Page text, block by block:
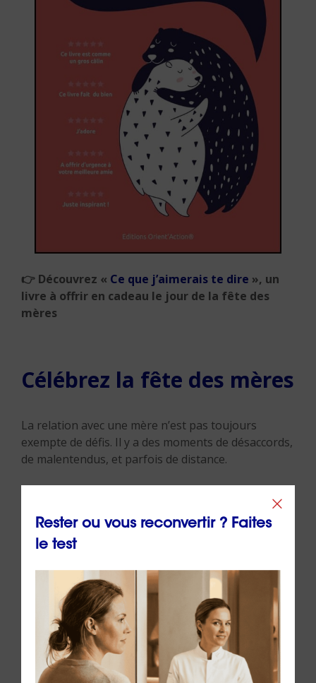
👉 Découvrez « Ce que j’aimerais te dire », un
livre à offrir en cadeau le jour de la fête des
mères
Célébrez la fête des mères
La relation avec une mère n’est pas toujours
exempte de défis. Il y a des moments de désaccords,
de malentendus, et parfois de distance.
importante qui mérite d’être chérie et entretenue.
Les mots que nous choisissons peuvent être des
réconfort, et exprimer notre gratitude.
En cette fête des mères, prenez un moment pour
réfléchir à l’impact de votre mère dans votre vie et
utilisez vos mots pour lui montrer à quel point elle
est spéciale et aimée.
Rester ou vous reconvertir ? Faites
le test